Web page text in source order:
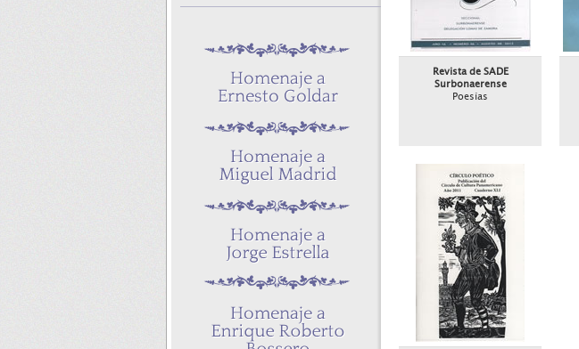
Revista de SADE
Surbonaerense
Poesías